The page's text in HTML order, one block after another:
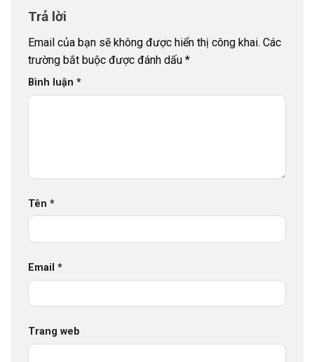
Trả lời
Email của bạn sẽ không được hiển thị công khai. Các
trường bắt buộc được đánh dấu *
Bình luận *
Tên *
Email *
Trang web